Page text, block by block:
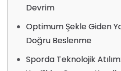
Devrim
Optimum Şekle Giden
Doğru Beslenme
Sporda Teknolojik